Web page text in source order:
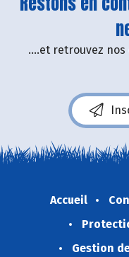
....et retrouvez
Accueil
Gestion